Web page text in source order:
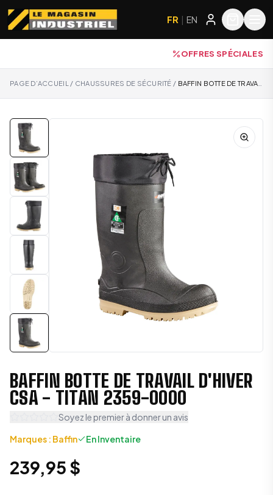
FR | EN
OFFRES SPÉCIALES
PAGE D’ACCUEIL / CHAUSSURES DE SÉCURITÉ / BAFFIN BOTTE DE TRAVAIL D'HIVER CSA - TITAN 2359-0000
BAFFIN BOTTE DE TRAVAIL D'HIVER
CSA - TITAN 2359-0000
Soyez le premier à donner un avis
Marques : Baffin En Inventaire
239,95 $